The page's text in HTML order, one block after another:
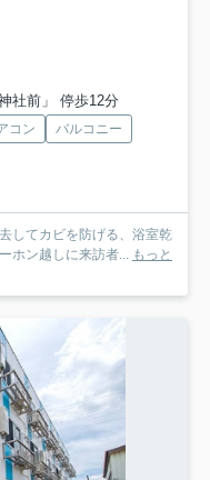
社前」 停歩12分
コン
バルコニー
してカビを防げる、浴室乾
ホン越しに来訪者... もっと